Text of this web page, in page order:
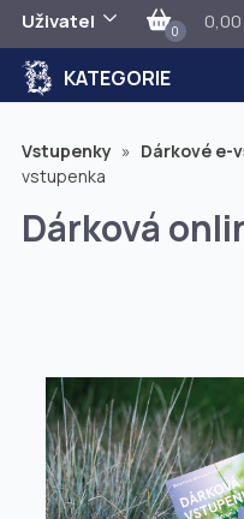
Uživatel 0
KATEGORIE
Vstupenky » Dárkové e-
vstupenka
Dárková